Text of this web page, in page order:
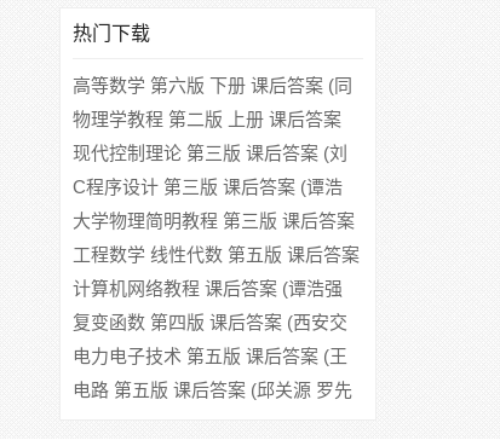
热门下载
高等数学 第六版 下册 课后答案 (同
济大学数学系)
物理学教程 第二版 上册 课后答案
(马文蔚 周雨青)
现代控制理论 第三版 课后答案 (刘
豹 唐万生)
C程序设计 第三版 课后答案 (谭浩
强)
大学物理简明教程 第三版 课后答案
(沈临江 蔡永明)
工程数学 线性代数 第五版 课后答案
(同济大学数学系)
计算机网络教程 课后答案 (谭浩强
吴功宜)
复变函数 第四版 课后答案 (西安交
通大学高等数学教研室)
电力电子技术 第五版 课后答案 (王
兆安 刘进军)
电路 第五版 课后答案 (邱关源 罗先